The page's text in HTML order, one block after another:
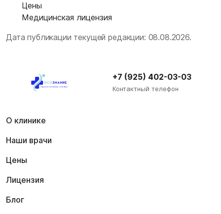
Цены
Медицинская лицензия
Дата публикации текущей редакции: 08.08.2026.
+7 (925) 402-03-03
Контактный телефон
О клинике
Наши врачи
Цены
Лицензия
Блог